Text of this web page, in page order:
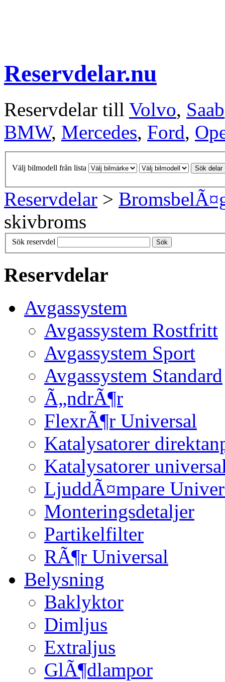
Reservdelar.nu
Reservdelar till Volvo, Saab
BMW, Mercedes, Ford,
Välj bilmodell från lista Sök delar
Reservdelar >
skivbroms
Sök reservdel Sök
Reservdelar
Avgassystem
Avgassystem Rostfritt
Avgassystem Sport
Avgassystem Standard
Ã„ndrÃ¶r
FlexrÃ¶r Universal
Katalysatorer
Katalysatorer
LjuddÃ¤mpare
Monteringsdetaljer
Partikelfilter
RÃ¶r Universal
Belysning
Baklyktor
Dimljus
Extraljus
GlÃ¶dlampor